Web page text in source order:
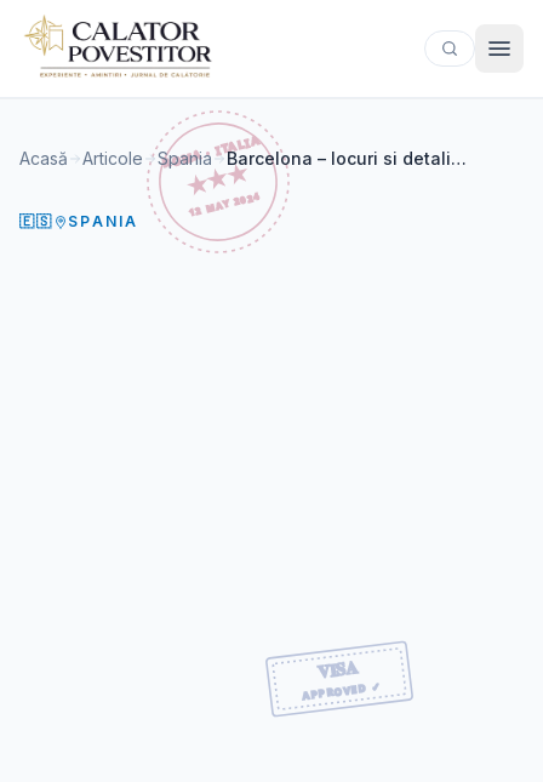
Sari la conținut
Acasă Articole Spania Barcelona – locuri si detalii mai putin cunoscute
🇪🇸 SPANIA